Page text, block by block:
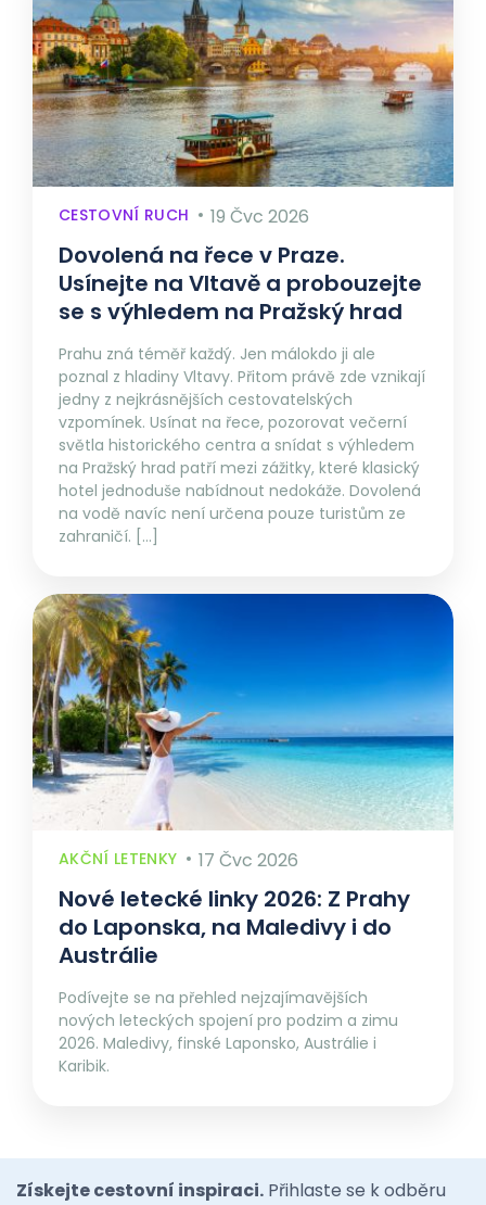
CESTOVNÍ RUCH 19 Čvc 2026
Dovolená na řece v Praze.
Usínejte na Vltavě a probouzejte
se s výhledem na Pražský hrad
Prahu zná téměř každý. Jen málokdo ji ale
poznal z hladiny Vltavy. Přitom právě zde vznikají
jedny z nejkrásnějších cestovatelských
vzpomínek. Usínat na řece, pozorovat večerní
světla historického centra a snídat s výhledem
na Pražský hrad patří mezi zážitky, které klasický
hotel jednoduše nabídnout nedokáže. Dovolená
na vodě navíc není určena pouze turistům ze
zahraničí. […]
AKČNÍ LETENKY 17 Čvc 2026
Nové letecké linky 2026: Z Prahy
do Laponska, na Maledivy i do
Austrálie
Podívejte se na přehled nejzajímavějších
nových leteckých spojení pro podzim a zimu
2026. Maledivy, finské Laponsko, Austrálie i
Karibik.
Získejte cestovní inspiraci. Přihlaste se k odběru